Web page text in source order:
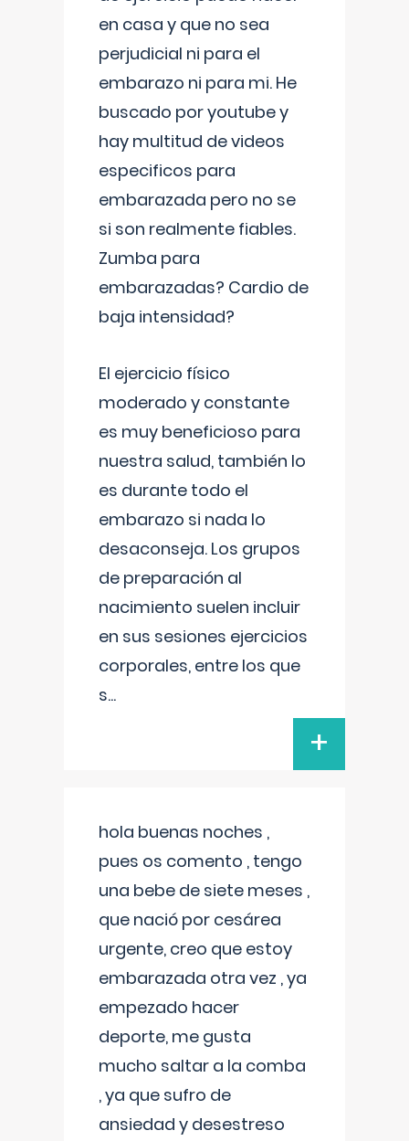
en casa y que no sea
perjudicial ni para el
embarazo ni para mi. He
buscado por youtube y
hay multitud de videos
especificos para
embarazada pero no se
si son realmente fiables.
Zumba para
embarazadas? Cardio de
baja intensidad?
El ejercicio físico
moderado y constante
es muy beneficioso para
nuestra salud, también lo
es durante todo el
embarazo si nada lo
desaconseja. Los grupos
de preparación al
nacimiento suelen incluir
en sus sesiones ejercicios
corporales, entre los que
s...
+
hola buenas noches ,
pues os comento , tengo
una bebe de siete meses ,
que nació por cesárea
urgente, creo que estoy
embarazada otra vez , ya
empezado hacer
deporte, me gusta
mucho saltar a la comba
, ya que sufro de
ansiedad y desestreso